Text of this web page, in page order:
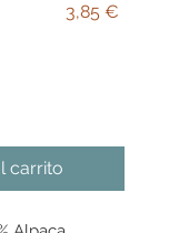
3,85 €
carrito